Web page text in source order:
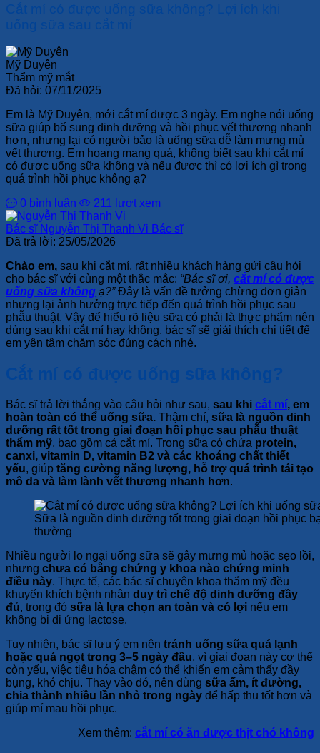
Cắt mí có được uống sữa không? Lợi ích khi
uống sữa sau cắt mí
Mỹ Duyên
Thẩm mỹ mắt
Đã hỏi: 07/11/2025
Em là Mỹ Duyên, mới cắt mí được 3 ngày. Em nghe nói uống
sữa giúp bổ sung dinh dưỡng và hồi phục vết thương nhanh
hơn, nhưng lại có người bảo là uống sữa dễ làm mưng mủ
vết thương. Em hoang mang quá, không biết sau khi cắt mí
có được uống sữa không và nếu được thì có lợi ích gì trong
quá trình hồi phục không ạ?
0 bình luận
211 lượt xem
Bác sĩ Nguyễn Thị Thanh Vi Bác sĩ
Đã trả lời: 25/05/2026
Chào em, sau khi cắt mí, rất nhiều khách hàng gửi câu hỏi
cho bác sĩ với cùng một thắc mắc: “Bác sĩ ơi, cắt mí có được
uống sữa không ạ?”Đây là vấn đề tưởng chừng đơn giản
nhưng lại ảnh hưởng trực tiếp đến quá trình hồi phục sau
phẫu thuật. Vậy để hiểu rõ liệu sữa có phải là thực phẩm nên
dùng sau khi cắt mí hay không, bác sĩ sẽ giải thích chi tiết để
em yên tâm chăm sóc đúng cách nhé.
Cắt mí có được uống sữa không?
Bác sĩ trả lời thẳng vào câu hỏi như sau, sau khi cắt mí, em
hoàn toàn có thể uống sữa. Thậm chí, sữa là nguồn dinh
dưỡng rất tốt trong giai đoạn hồi phục sau phẫu thuật
thẩm mỹ, bao gồm cả cắt mí. Trong sữa có chứa protein,
canxi, vitamin D, vitamin B2 và các khoáng chất thiết
yếu, giúp tăng cường năng lượng, hỗ trợ quá trình tái tạo
mô da và làm lành vết thương nhanh hơn.
Sữa là nguồn dinh dưỡng tốt trong giai đoạn hồi phục
thường
Nhiều người lo ngại uống sữa sẽ gây mưng mủ hoặc sẹo lồi,
nhưng chưa có bằng chứng y khoa nào chứng minh
điều này. Thực tế, các bác sĩ chuyên khoa thẩm mỹ đều
khuyến khích bệnh nhân duy trì chế độ dinh dưỡng đầy
đủ, trong đó sữa là lựa chọn an toàn và có lợi nếu em
không bị dị ứng lactose.
Tuy nhiên, bác sĩ lưu ý em nên tránh uống sữa quá lạnh
hoặc quá ngọt trong 3–5 ngày đầu, vì giai đoạn này cơ thể
còn yếu, việc tiêu hóa chậm có thể khiến em cảm thấy đầy
bụng, khó chịu. Thay vào đó, nên dùng sữa ấm, ít đường,
chia thành nhiều lần nhỏ trong ngày để hấp thu tốt hơn và
giúp mí mau hồi phục.
Xem thêm: cắt mí có ăn được thịt chó không